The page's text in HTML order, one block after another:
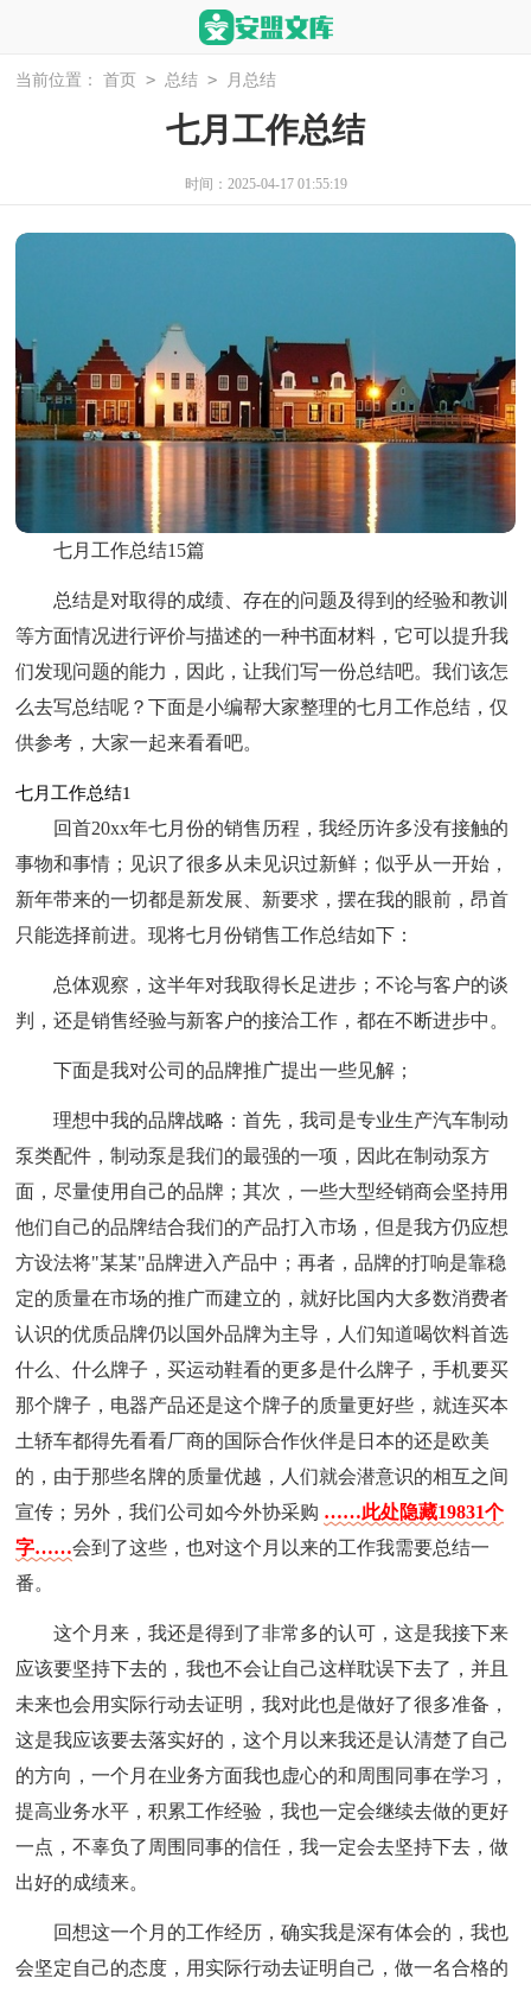
当前位置： 首页 > 总结 > 月总结
七月工作总结
时间：2025-04-17 01:55:19
七月工作总结15篇
总结是对取得的成绩、存在的问题及得到的经验和教训
等方面情况进行评价与描述的一种书面材料，它可以提升我
们发现问题的能力，因此，让我们写一份总结吧。我们该怎
么去写总结呢？下面是小编帮大家整理的七月工作总结，仅
供参考，大家一起来看看吧。
七月工作总结1
回首20xx年七月份的销售历程，我经历许多没有接触的
事物和事情；见识了很多从未见识过新鲜；似乎从一开始，
新年带来的一切都是新发展、新要求，摆在我的眼前，昂首
只能选择前进。现将七月份销售工作总结如下：
总体观察，这半年对我取得长足进步；不论与客户的谈
判，还是销售经验与新客户的接洽工作，都在不断进步中。
下面是我对公司的品牌推广提出一些见解；
理想中我的品牌战略：首先，我司是专业生产汽车制动
泵类配件，制动泵是我们的最强的一项，因此在制动泵方
面，尽量使用自己的品牌；其次，一些大型经销商会坚持用
他们自己的品牌结合我们的产品打入市场，但是我方仍应想
方设法将"某某"品牌进入产品中；再者，品牌的打响是靠稳
定的质量在市场的推广而建立的，就好比国内大多数消费者
认识的优质品牌仍以国外品牌为主导，人们知道喝饮料首选
什么、什么牌子，买运动鞋看的更多是什么牌子，手机要买
那个牌子，电器产品还是这个牌子的质量更好些，就连买本
土轿车都得先看看厂商的国际合作伙伴是日本的还是欧美
的，由于那些名牌的质量优越，人们就会潜意识的相互之间
宣传；另外，我们公司如今外协采购 ……此处隐藏19831个
字……会到了这些，也对这个月以来的工作我需要总结一
番。
这个月来，我还是得到了非常多的认可，这是我接下来
应该要坚持下去的，我也不会让自己这样耽误下去了，并且
未来也会用实际行动去证明，我对此也是做好了很多准备，
这是我应该要去落实好的，这个月以来我还是认清楚了自己
的方向，一个月在业务方面我也虚心的和周围同事在学习，
提高业务水平，积累工作经验，我也一定会继续去做的更好
一点，不辜负了周围同事的信任，我一定会去坚持下去，做
出好的成绩来。
回想这一个月的工作经历，确实我是深有体会的，我也
会坚定自己的态度，用实际行动去证明自己，做一名合格的